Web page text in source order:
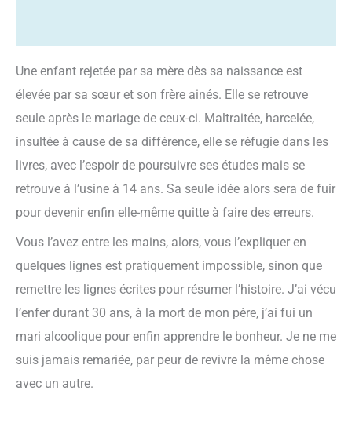
Une enfant rejetée par sa mère dès sa naissance est
élevée par sa sœur et son frère ainés. Elle se retrouve
seule après le mariage de ceux-ci. Maltraitée, harcelée,
insultée à cause de sa différence, elle se réfugie dans les
livres, avec l’espoir de poursuivre ses études mais se
retrouve à l’usine à 14 ans. Sa seule idée alors sera de fuir
pour devenir enfin elle-même quitte à faire des erreurs.
Vous l’avez entre les mains, alors, vous l’expliquer en
quelques lignes est pratiquement impossible, sinon que
remettre les lignes écrites pour résumer l’histoire. J’ai vécu
l’enfer durant 30 ans, à la mort de mon père, j’ai fui un
mari alcoolique pour enfin apprendre le bonheur. Je ne me
suis jamais remariée, par peur de revivre la même chose
avec un autre.